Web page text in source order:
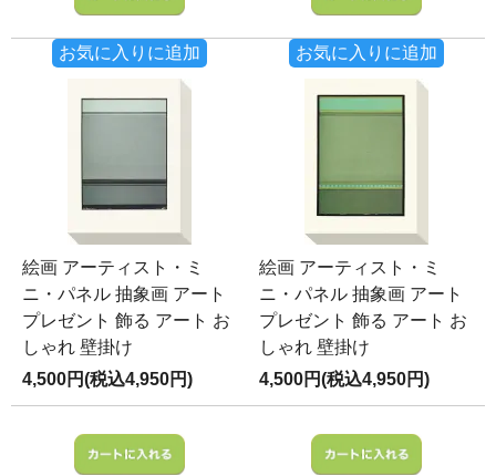
お気に入りに追加 お気に入りに追加
絵画 アーティスト・ミ
ニ・パネル 抽象画 アート
プレゼント 飾る アート お
しゃれ 壁掛け
4,500円(税込4,950円)
絵画 アーティスト・ミ
ニ・パネル 抽象画 アート
プレゼント 飾る アート お
しゃれ 壁掛け
4,500円(税込4,950円)